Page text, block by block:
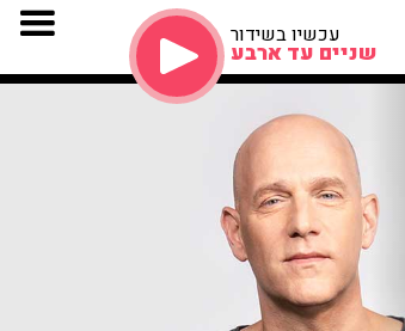
עכשיו בשידור
שניים עד ארבע